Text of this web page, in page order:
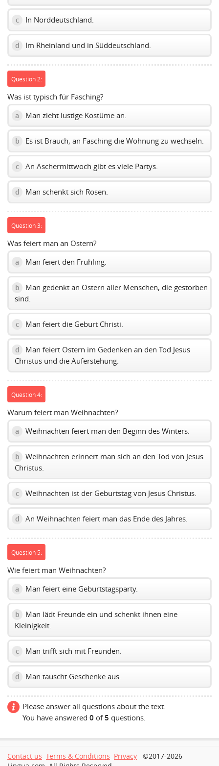
c In Norddeutschland.
d Im Rheinland und in Süddeutschland.
Question 2:
Was ist typisch für Fasching?
a Man zieht lustige Kostüme an.
b Es ist Brauch, an Fasching die Wohnung zu wechseln.
c An Aschermittwoch gibt es viele Partys.
d Man schenkt sich Rosen.
Question 3:
Was feiert man an Ostern?
a Man feiert den Frühling.
b
Man gedenkt an Ostern aller Menschen, die gestorben
sind.
c Man feiert die Geburt Christi.
d
Man feiert Ostern im Gedenken an den Tod Jesus
Christus und die Auferstehung.
Question 4:
Warum feiert man Weihnachten?
a Weihnachten feiert man den Beginn des Winters.
b
Weihnachten erinnert man sich an den Tod von Jesus
Christus.
c Weihnachten ist der Geburtstag von Jesus Christus.
d An Weihnachten feiert man das Ende des Jahres.
Question 5:
Wie feiert man Weihnachten?
a Man feiert eine Geburtstagsparty.
b
Man lädt Freunde ein und schenkt ihnen eine
Kleinigkeit.
c Man trifft sich mit Freunden.
d Man tauscht Geschenke aus.
Please answer all questions about the text:
You have answered 0 of5 questions.
Contact us Terms & Conditions Privacy
©2017-2026